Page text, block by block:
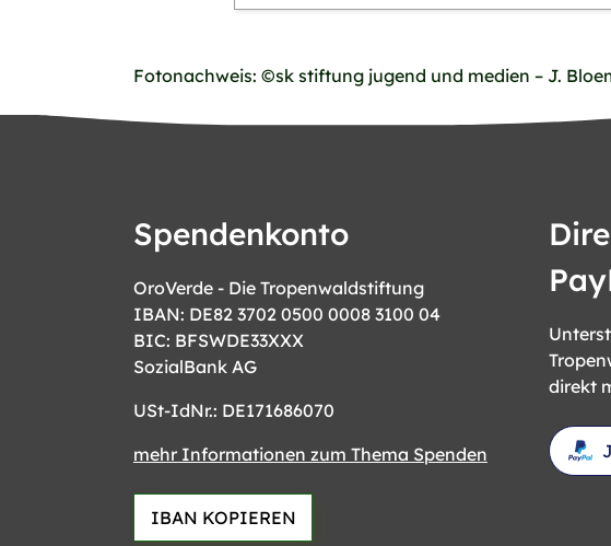
Fotonachweis: ©sk stiftung jugend und medien – J.
Spendenkonto
OroVerde - Die Tropenwaldstiftung
IBAN: DE82 3702 0500 0008 3100 04
BIC: BFSWDE33XXX
SozialBank AG
USt-IdNr.: DE171686070
mehr Informationen zum Thema Spenden
IBAN KOPIEREN
direkt